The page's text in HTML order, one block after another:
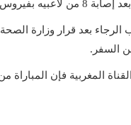
كورونا المستجد "كوفيد-19".
الرجاء بعد قرار وزارة
السفر.